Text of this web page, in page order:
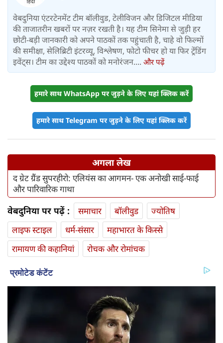
वेबदुनिया एंटरटेनमेंट टीम बॉलीवुड, टेलीविजन और डिजिटल मीडिया
की ताजातरीन खबरों पर नज़र रखती है। यह टीम सिनेमा से जुड़ी हर
छोटी-बड़ी जानकारी को अपने पाठकों तक पहुंचाती है, चाहे वो फिल्मों
की समीक्षा, सेलिब्रिटी इंटरव्यू, विश्लेषण, फोटो फीचर हो या फिर ट्रेंडिंग
इवेंट्स। टीम का उद्देश्य पाठकों को मनोरंजन.... और पढ़ें
हमारे साथ WhatsApp पर जुड़ने के लिए यहां क्लिक करें
हमारे साथ Telegram पर जुड़ने के लिए यहां क्लिक करें
अगला लेख
द ग्रेट ग्रैंड सुपरहीरो: एलियंस का आगमन- एक अनोखी साई-फाई
और पारिवारिक गाथा
वेबदुनिया पर पढ़ें : समाचार बॉलीवुड
ज्योतिष
लाइफ स्‍टाइल
धर्म-संसार
महाभारत के किस्से
रामायण की कहानियां
रोचक और रोमांचक